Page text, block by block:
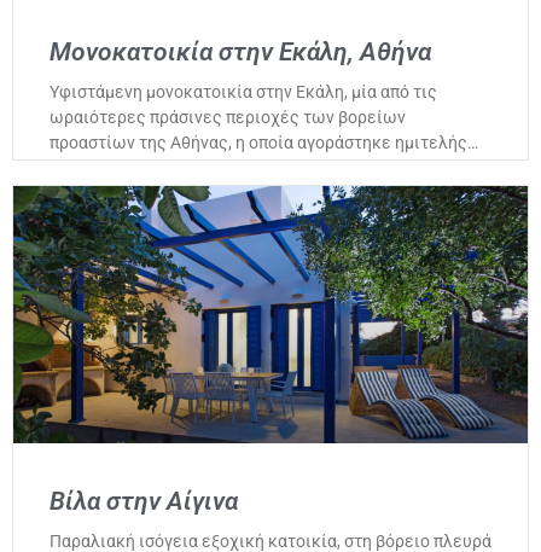
Μονοκατοικία στην Εκάλη, Αθήνα
Υφιστάμενη μονοκατοικία στην Εκάλη, μία από τις
ωραιότερες πράσινες περιοχές των βορείων
προαστίων της Αθήνας, η οποία αγοράστηκε ημιτελής…
Βίλα στην Αίγινα
Παραλιακή ισόγεια εξοχική κατοικία, στη βόρειο πλευρά